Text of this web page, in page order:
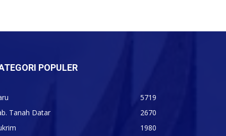
POPULER
5719
Tanah Datar
2670
1980